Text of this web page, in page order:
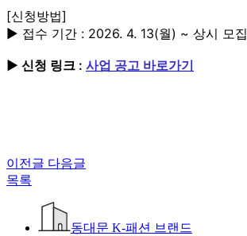
[신청방법]
▶ 접수 기간 : 2026. 4. 13(월) ~ 상시 모집
▶ 신청 링크 : 사업 공고 바로가기
이전글 다음글
목록
동대문 K-패션 브랜드